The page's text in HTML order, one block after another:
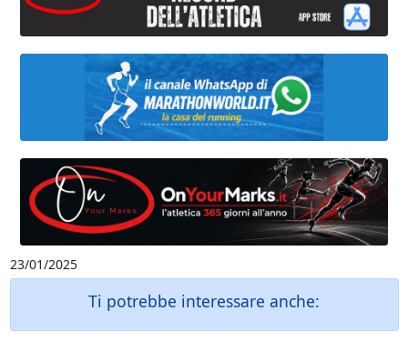
23/01/2025
Ti potrebbe interessare anche: